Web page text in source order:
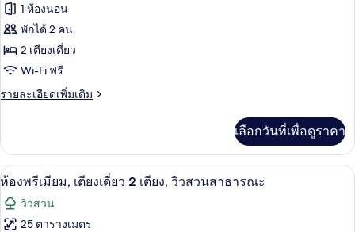
เตียง
เดี่ยว
2
เตียง
(Panorama)
ของ
ห้อง
พรีเมียม,
เตียง
เดี่ยว
เตียง
(Panorama)
1 ห้องนอน
พักได้ 2 คน
2 เตียงเดี่ยว
Wi-Fi ฟรี
รายละเอียดเพิ่มเติม
ราย
เกี่ยว
กับ
ห้อง
เตียง
เดี่ยว
เลือกวันที่เพื่อดูราคา
เปิด
ภาพถ่าย
ทั้งหมด
เครื่องนอนระดับพรีเมียม, ตู้นิรภัยใน
12
ห้องพรีเมียม, เตียงเดี่ยว 2 เตียง, วิวสวนสาธารณะ
วิวสวน
25 ตารางเมตร